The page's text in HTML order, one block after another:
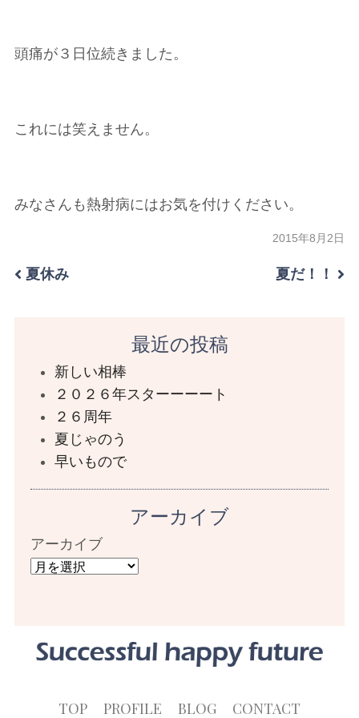
頭痛が３日位続きました。
これには笑えません。
みなさんも熱射病にはお気を付けください。
2015年8月2日
夏休み 夏だ！！
最近の投稿
新しい相棒
２０２６年スターーーート
２６周年
夏じゃのう
早いもので
アーカイブ
アーカイブ
TOP PROFILE BLOG CONTACT